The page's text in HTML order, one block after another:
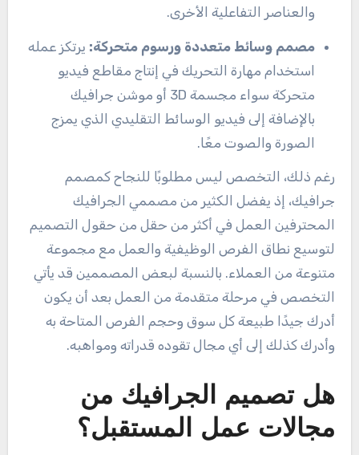
والعناصر التفاعلية الأخرى.
مصمم وسائط متعددة ورسوم متحركة: يرتكز عمله
استخدام مهارة التحريك في إنتاج مقاطع فيديو
متحركة سواء مجسمة 3D أو موشن جرافيك
بالإضافة إلى فيديو الوسائط التقليدي الذي يمزج
الصورة والصوت معًا.
رغم ذلك، التخصص ليس مطلوبًا للنجاح كمصمم
جرافيك، إذ يفضل الكثير من مصممي الجرافيك
المحترفين العمل في أكثر من حقل من حقول التصميم
لتوسيع نطاق الفرص الوظيفية والعمل مع مجموعة
متنوعة من العملاء. بالنسبة لبعض المصممين قد يأتي
التخصص في مرحلة متقدمة من العمل بعد أن يكون
أدرك جيدًا طبيعة كل سوق وحجم الفرص المتاحة به
وأدرك كذلك إلى أي مجال تقوده قدراته ومواهبه.
هل تصميم الجرافيك من
مجالات عمل المستقبل؟